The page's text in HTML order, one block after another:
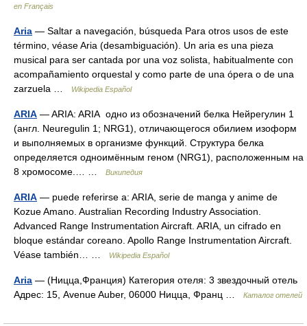
en Français
Aria — Saltar a navegación, búsqueda Para otros usos de este
término, véase Aria (desambiguación). Un aria es una pieza
musical para ser cantada por una voz solista, habitualmente con
acompañamiento orquestal y como parte de una ópera o de una
zarzuela …
Wikipedia Español
ARIA — ARIA: ARIA одно из обозначений белка Нейрегулин 1
(англ. Neuregulin 1; NRG1), отличающегося обилием изоформ
и выполняемых в организме функций. Структура белка
определяется одноимённым геном (NRG1), расположенным на
8 хромосоме.… …
Википедия
ARIA — puede referirse a: ARIA, serie de manga y anime de
Kozue Amano. Australian Recording Industry Association.
Advanced Range Instrumentation Aircraft. ARIA, un cifrado en
bloque estándar coreano. Apollo Range Instrumentation Aircraft.
Véase también… …
Wikipedia Español
Aria — (Ницца,Франция) Категория отеля: 3 звездочный отель
Адрес: 15, Avenue Auber, 06000 Ницца, Франц …
Каталог отелей